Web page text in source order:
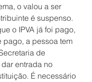
o valou a ser
é suspenso.
o IPVA já foi pago,
pago, a pessoa tem
de
entrada no
É necessário